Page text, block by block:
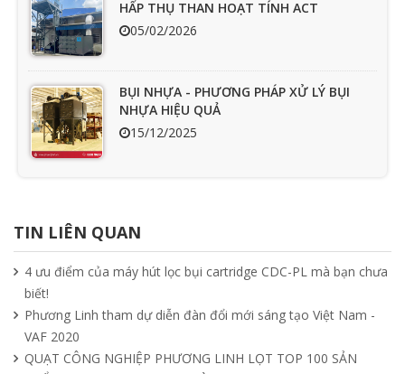
HẤP THỤ THAN HOẠT TÍNH ACT
05/02/2026
BỤI NHỰA - PHƯƠNG PHÁP XỬ LÝ BỤI
NHỰA HIỆU QUẢ
15/12/2025
15/04/2025
11/04/2025
TIN LIÊN QUAN
4 ưu điểm của máy hút lọc bụi cartridge CDC-PL mà bạn chưa
biết!
Phương Linh tham dự diễn đàn đổi mới sáng tạo Việt Nam -
VAF 2020
QUẠT CÔNG NGHIỆP PHƯƠNG LINH LỌT TOP 100 SẢN